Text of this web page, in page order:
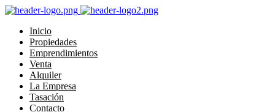
Inicio
Propiedades
Emprendimientos
Venta
Alquiler
La Empresa
Tasación
Contacto